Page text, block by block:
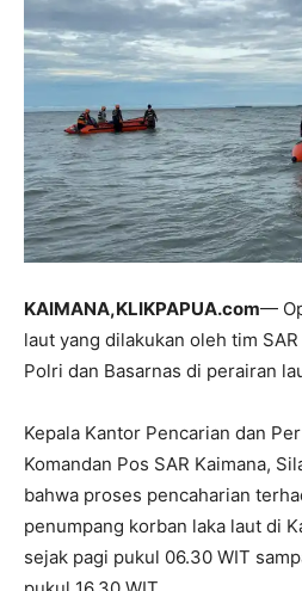
KAIMANA,KLIKPAPUA.com—
laut yang dilakukan oleh tim
Polri dan Basarnas di perairan
Kepala Kantor Pencarian dan
Komandan Pos SAR Kaimana,
bahwa proses pencaharian
penumpang korban laka laut di
sejak pagi pukul 06.30 WIT